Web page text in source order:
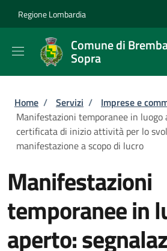
Regione Lombardia
Comune di
Sopra
Briciole di pane
Home / Servizi / Imprese e
Manifestazioni temporanee in luogo
certificata di inizio attività per lo
manifestazione a scopo di lucro
Manifestazioni
temporanee in
aperto: